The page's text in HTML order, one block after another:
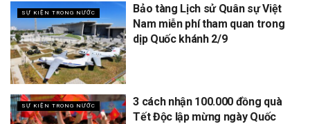
SỰ KIỆN TRONG NƯỚC
Bảo tàng Lịch sử Quân sự Việt
Nam miễn phí tham quan trong
dịp Quốc khánh 2/9
SỰ KIỆN TRONG NƯỚC
3 cách nhận 100.000 đồng quà
Tết Độc lập mừng ngày Quốc